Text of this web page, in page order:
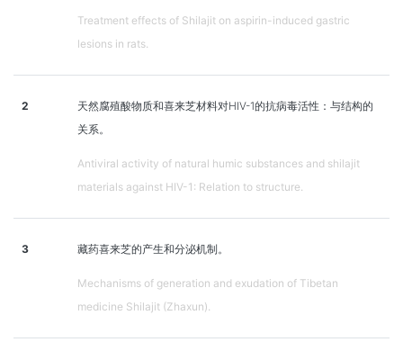
Treatment effects of Shilajit on aspirin-induced gastric
lesions in rats.
2
天然腐殖酸物质和喜来芝材料对HIV-1的抗病毒活性：与结构的
关系。
Antiviral activity of natural humic substances and shilajit
materials against HIV-1: Relation to structure.
3 藏药喜来芝的产生和分泌机制。
Mechanisms of generation and exudation of Tibetan
medicine Shilajit (Zhaxun).